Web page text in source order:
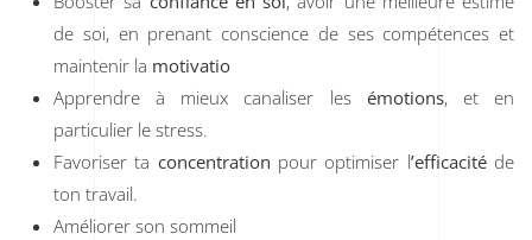
de soi, en prenant conscience de ses compétences et
maintenir la motivatio
Apprendre à mieux canaliser les émotions, et en
particulier le stress.
Favoriser ta concentration pour optimiser l’efficacitéde
ton travail.
Améliorer son sommeil